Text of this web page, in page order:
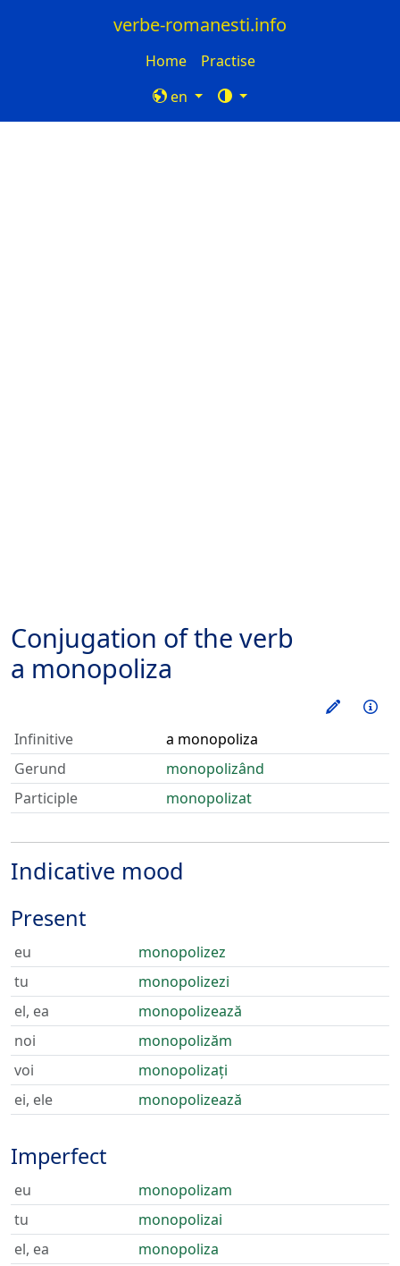
verbe-romanesti.info
Home
Practise
en
Conjugation of the verb
a monopoliza
Train
Infinitive
a monopoliza
Gerund
monopolizând
Participle
monopolizat
Indicative mood
Present
eu
monopolizez
tu
monopolizezi
el, ea
monopolizează
noi
monopolizăm
voi
monopolizați
ei, ele
monopolizează
Imperfect
eu
monopolizam
tu
monopolizai
el, ea
monopoliza